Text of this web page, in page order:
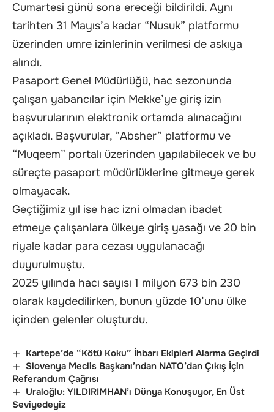
Cumartesi günü sona ereceği bildirildi. Aynı
tarihten 31 Mayıs’a kadar “Nusuk” platformu
üzerinden umre izinlerinin verilmesi de askıya
alındı.
Pasaport Genel Müdürlüğü, hac sezonunda
çalışan yabancılar için Mekke’ye giriş izin
başvurularının elektronik ortamda alınacağını
açıkladı. Başvurular, “Absher” platformu ve
“Muqeem” portalı üzerinden yapılabilecek ve bu
süreçte pasaport müdürlüklerine gitmeye gerek
olmayacak.
Geçtiğimiz yıl ise hac izni olmadan ibadet
etmeye çalışanlara ülkeye giriş yasağı ve 20 bin
riyale kadar para cezası uygulanacağı
duyurulmuştu.
2025 yılında hacı sayısı 1 milyon 673 bin 230
olarak kaydedilirken, bunun yüzde 10’unu ülke
içinden gelenler oluşturdu.
Kartepe’de “Kötü Koku” İhbarı Ekipleri Alarma Geçirdi
Slovenya Meclis Başkanı’ndan NATO’dan Çıkış İçin
Referandum Çağrısı
Uraloğlu: YILDIRIMHAN’ı Dünya Konuşuyor, En Üst
Seviyedeyiz